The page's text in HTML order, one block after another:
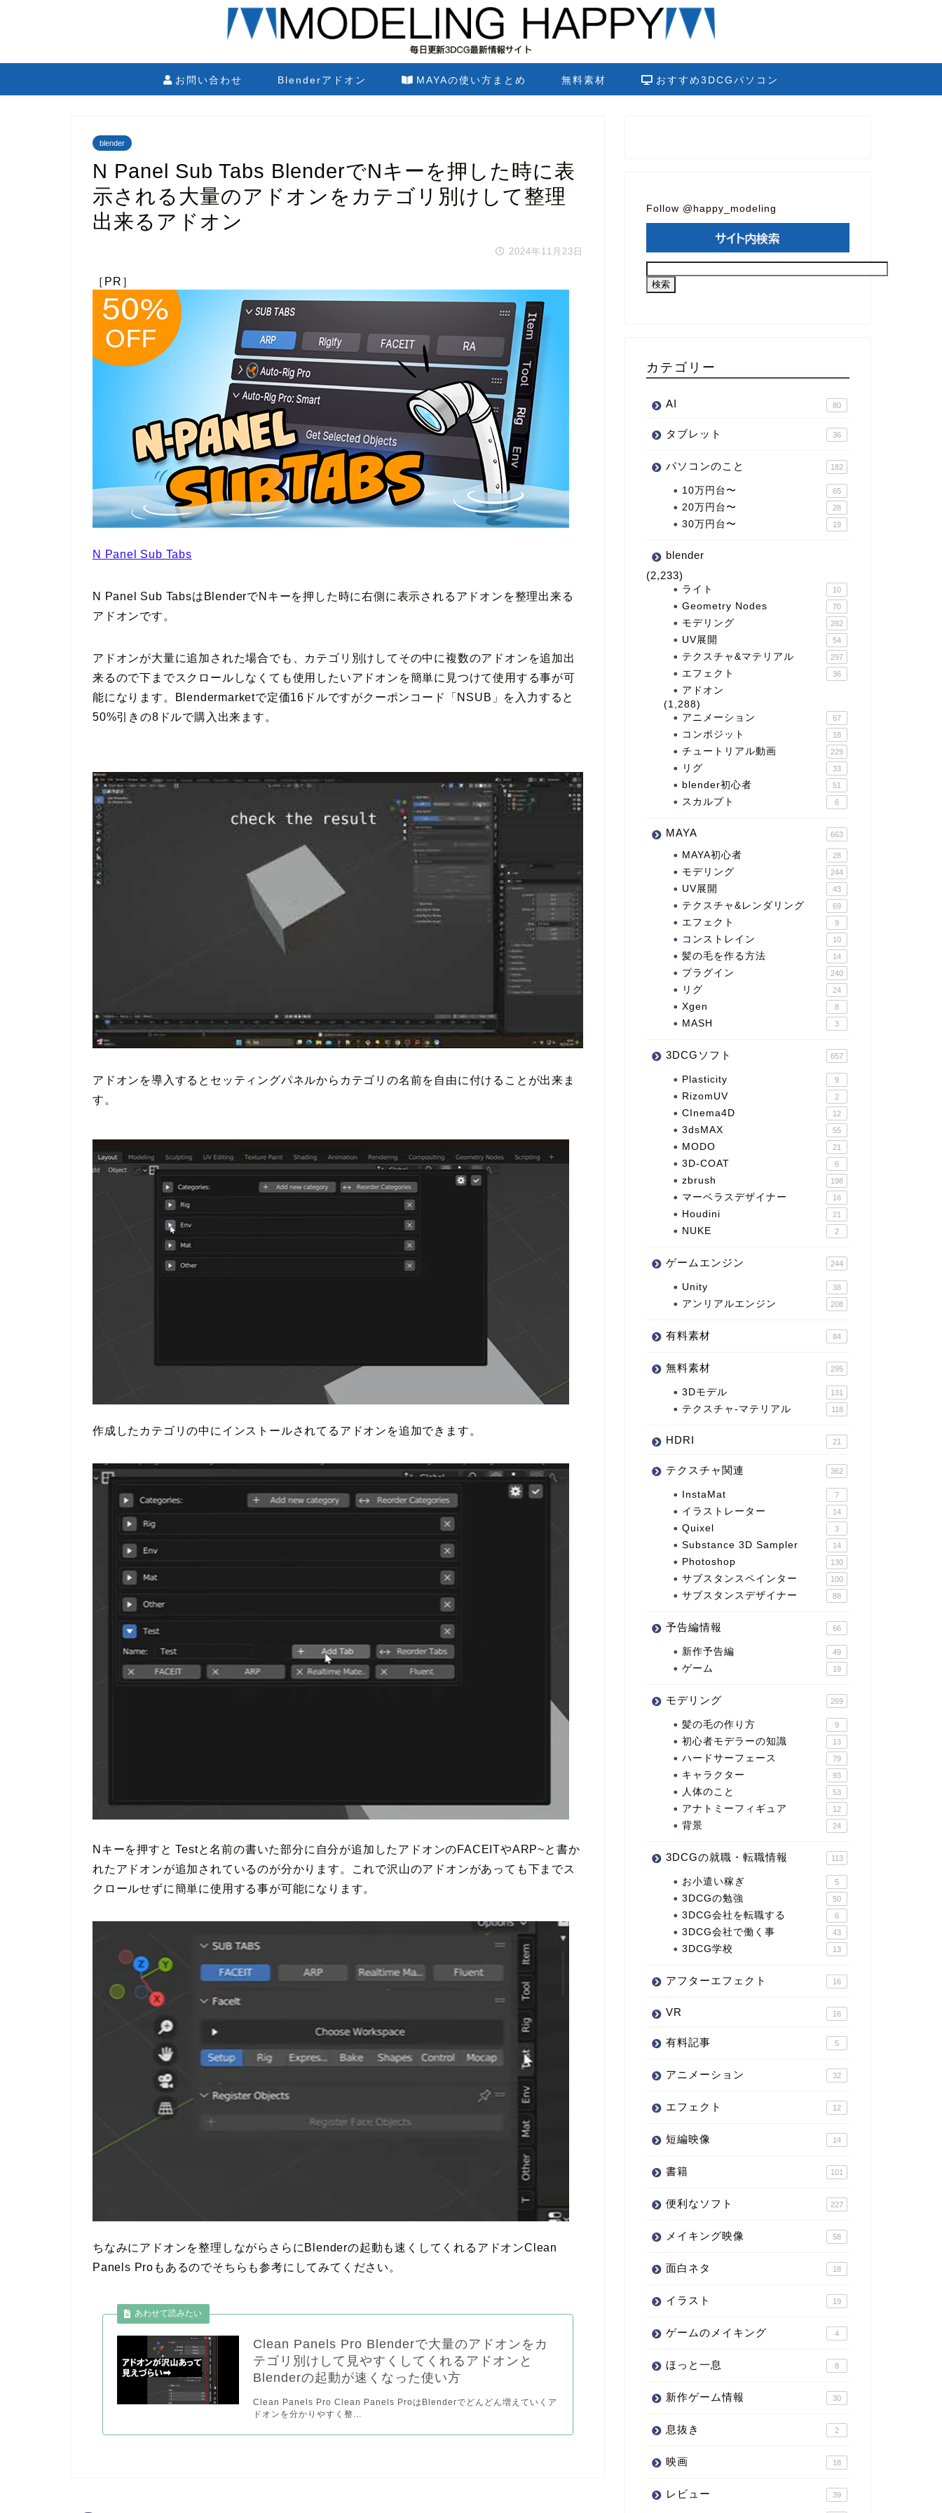
お問い合わせ Blenderアドオン MAYAの使い方まとめ 無料素材 おすすめ3DCGパソコン
blender
N Panel Sub Tabs BlenderでNキーを押した時に表
示される大量のアドオンをカテゴリ別けして整理
出来るアドオン
2024年11月23日
［PR］
N Panel Sub Tabs
N Panel Sub TabsはBlenderでNキーを押した時に右側に表示されるアドオンを整理出来る
アドオンです。
アドオンが大量に追加された場合でも、カテゴリ別けしてその中に複数のアドオンを追加出
来るので下までスクロールしなくても使用したいアドオンを簡単に見つけて使用する事が可
能になります。Blendermarketで定価16ドルですがクーポンコード「NSUB」を入力すると
50%引きの8ドルで購入出来ます。
アドオンを導入するとセッティングパネルからカテゴリの名前を自由に付けることが出来ま
す。
作成したカテゴリの中にインストールされてるアドオンを追加できます。
Nキーを押すと Testと名前の書いた部分に自分が追加したアドオンのFACEITやARP~と書か
れたアドオンが追加されているのが分かります。これで沢山のアドオンがあっても下までス
クロールせずに簡単に使用する事が可能になります。
ちなみにアドオンを整理しながらさらにBlenderの起動も速くしてくれるアドオンClean
Panels Proもあるのでそちらも参考にしてみてください。
Clean Panels Pro Blenderで大量のアドオンをカ
テゴリ別けして見やすくしてくれるアドオンと
Blenderの起動が速くなった使い方
Clean Panels Pro Clean Panels ProはBlenderでどんどん増えていくア
ドオンを分かりやすく整...
Follow @happy_modeling
カテゴリー
AI 80
タブレット 36
パソコンのこと 182
10万円台〜 65
20万円台〜 28
30万円台〜 19
blender
(2,233)
ライト 10
Geometry Nodes 70
モデリング 282
UV展開 54
テクスチャ&マテリアル 297
エフェクト 36
アドオン
(1,288)
アニメーション
67
コンポジット 18
チュートリアル動画 229
リグ 33
blender初心者 51
スカルプト 6
MAYA 663
MAYA初心者 28
モデリング 244
UV展開 43
テクスチャ&レンダリング 69
エフェクト 9
コンストレイン 10
髪の毛を作る方法 14
プラグイン 240
リグ 24
Xgen 8
MASH 3
3DCGソフト 657
Plasticity 9
RizomUV 2
CInema4D 12
3dsMAX 55
MODO 21
3D-COAT 6
zbrush 198
マーベラスデザイナー 16
Houdini 21
NUKE 2
ゲームエンジン 244
Unity 38
アンリアルエンジン 208
有料素材 84
無料素材 295
3Dモデル 131
テクスチャ-マテリアル 118
HDRI 21
テクスチャ関連 362
InstaMat 7
イラストレーター 14
Quixel 3
Substance 3D Sampler 14
Photoshop 130
サブスタンスペインター 100
サブスタンスデザイナー 88
予告編情報 66
新作予告編 49
ゲーム 19
モデリング 269
髪の毛の作り方 9
初心者モデラーの知識 13
ハードサーフェース 79
キャラクター 93
人体のこと 53
アナトミーフィギュア 12
背景 24
3DCGの就職・転職情報 113
お小遣い稼ぎ 5
3DCGの勉強 50
3DCG会社を転職する 6
3DCG会社で働く事 43
3DCG学校 13
アフターエフェクト 16
VR 16
有料記事 5
アニメーション 32
エフェクト 12
短編映像 14
書籍 101
便利なソフト 227
メイキング映像 58
面白ネタ 18
イラスト 19
ゲームのメイキング 4
ほっと一息 8
新作ゲーム情報 30
息抜き 2
映画 18
レビュー 39